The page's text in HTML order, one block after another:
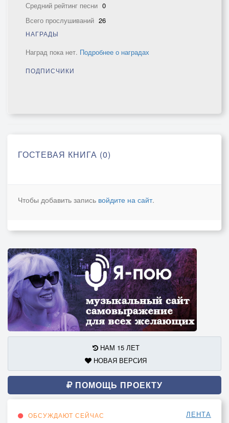
Средний рейтинг песни 0
Всего прослушиваний 26
НАГРАДЫ
Наград пока нет. Подробнее о наградах
ПОДПИСЧИКИ
ГОСТЕВАЯ КНИГА (0)
Чтобы добавить запись войдите на сайт.
НАМ 15 ЛЕТ
НОВАЯ ВЕРСИЯ
ПОМОЩЬ ПРОЕКТУ
ОБСУЖДАЮТ СЕЙЧАС ЛЕНТА